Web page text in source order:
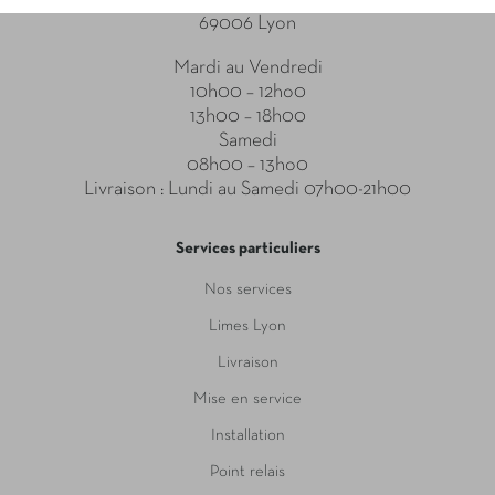
69006 Lyon
Mardi au Vendredi
10h00 – 12ho0
13h00 – 18h00
Samedi
08h00 – 13ho0
Livraison : Lundi au Samedi 07h00-21h00
Services particuliers
Nos services
Limes Lyon
Livraison
Mise en service
Installation
Point relais